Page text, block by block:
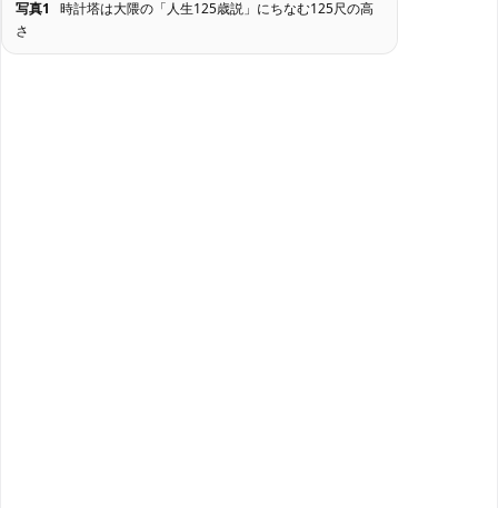
写真1
時計塔は大隈の「人生125歳説」にちなむ125尺の高
さ